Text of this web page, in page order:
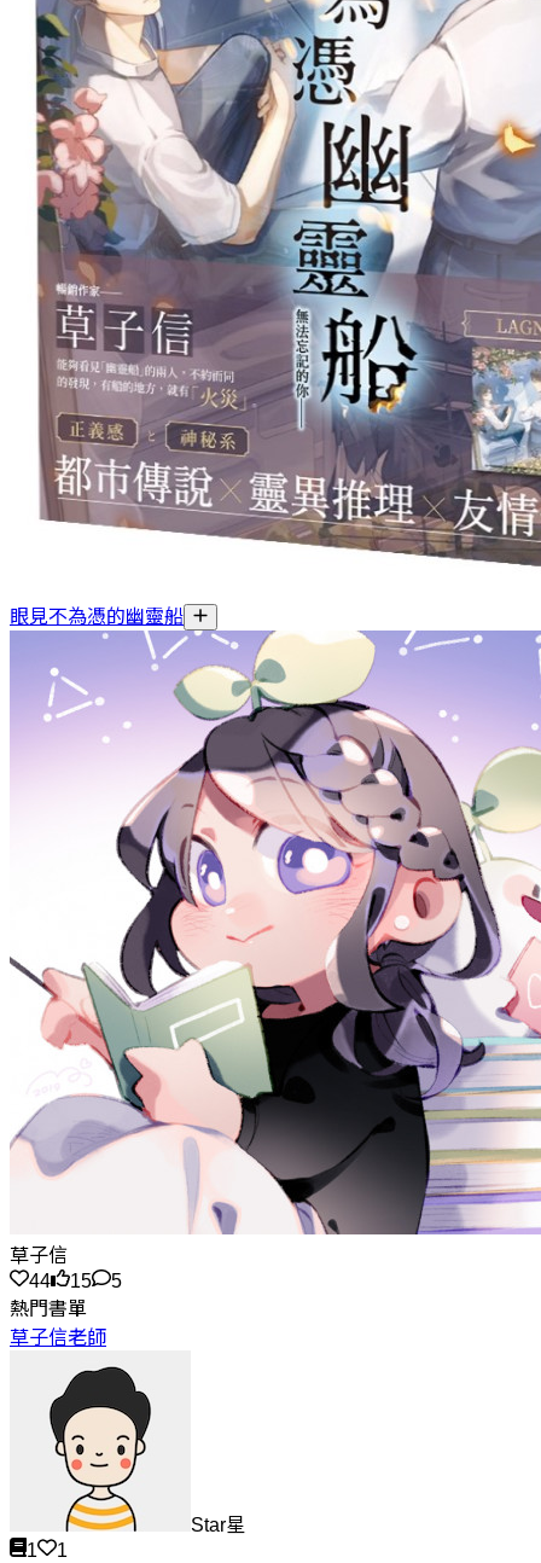
眼見不為憑的幽靈船
草子信
44
15
5
熱門書單
草子信老師
Star星
1
1